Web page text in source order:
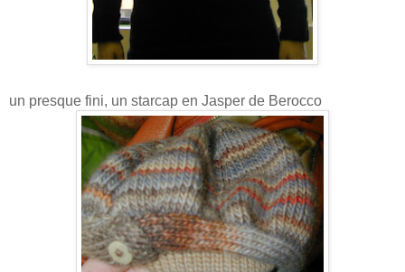
un presque fini, un starcap en Jasper de Berocco